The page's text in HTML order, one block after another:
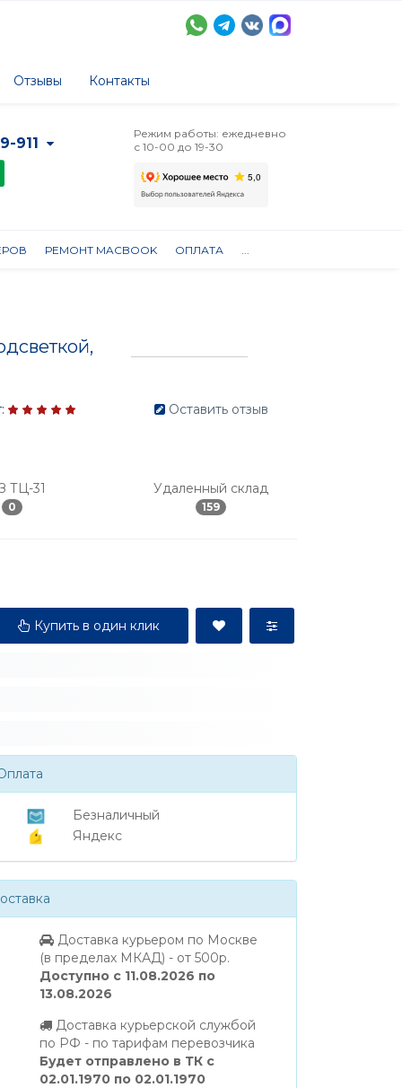
Отзывы Контакты
911
Режим работы: ежедневно
с 10-00 до 19-30
РЕМОНТ MACBOOK ОПЛАТА ...
ТЦ-31
0
Оставить отзыв
Удаленный склад
159
Купить в один клик
Безналичный
Яндекс
Доставка курьером по Москве
(в пределах МКАД) - от 500р.
Доступно с 11.08.2026 по
13.08.2026
Доставка курьерской службой
по РФ - по тарифам перевозчика
Будет отправлено в ТК с
02.01.1970 по 02.01.1970